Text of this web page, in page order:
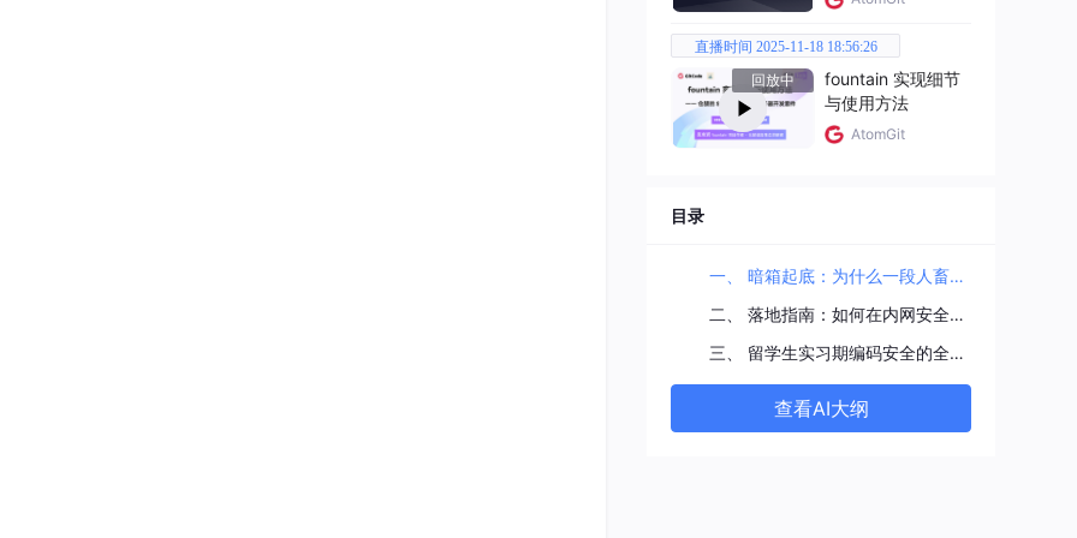
直播时间 2025-11-18 18:56:26
回放中
fountain 实现细节
与使用方法
AtomGit
目录
一、 暗箱起底：为什么一段人畜无害的开源代码会成为大厂的“法务炸弹”？
二、 落地指南：如何在内网安全演进开源组件并拉平产权风控？
三、 留学生实习期编码安全的全局合规安全防御线
查看AI大纲